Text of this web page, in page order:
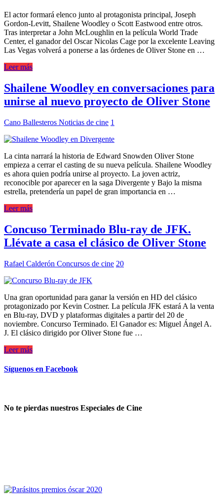
El actor formará elenco junto al protagonista principal, Joseph
Gordon-Levitt, Shailene Woodley o Scott Eastwood entre otros.
Tras interpretar a John McLoughlin en la película World Trade
Center, el ganador del Oscar Nicolas Cage por la excelente Leaving
Las Vegas volverá a ponerse a las órdenes de Oliver Stone en …
Leer más
Shailene Woodley en conversaciones para
unirse al nuevo proyecto de Oliver Stone
Cano Ballesteros Noticias de cine 1
La cinta narrará la historia de Edward Snowden Oliver Stone
empieza a cerrar el casting de su nueva película. Shailene Woodley
es ahora quien podría unirse al proyecto. La joven actriz,
reconocible por aparecer en la saga Divergente y Bajo la misma
estrella, pretendería un papel de gran importancia en …
Leer más
Concuso Terminado Blu-ray de JFK.
Llévate a casa el clásico de Oliver Stone
Rafael Calderón Concursos de cine 20
Una gran oportunidad para ganar la versión en HD del clásico
protagonizado por Kevin Costner. La película JFK estará A la venta
en Blu-ray, DVD y plataformas digitales a partir del 20 de
noviembre. Concurso Terminado. El Ganador es: Miguel Ángel A.
J. El clásico dirigido por Oliver Stone fue …
Leer más
Síguenos en Facebook
No te pierdas nuestros Especiales de Cine